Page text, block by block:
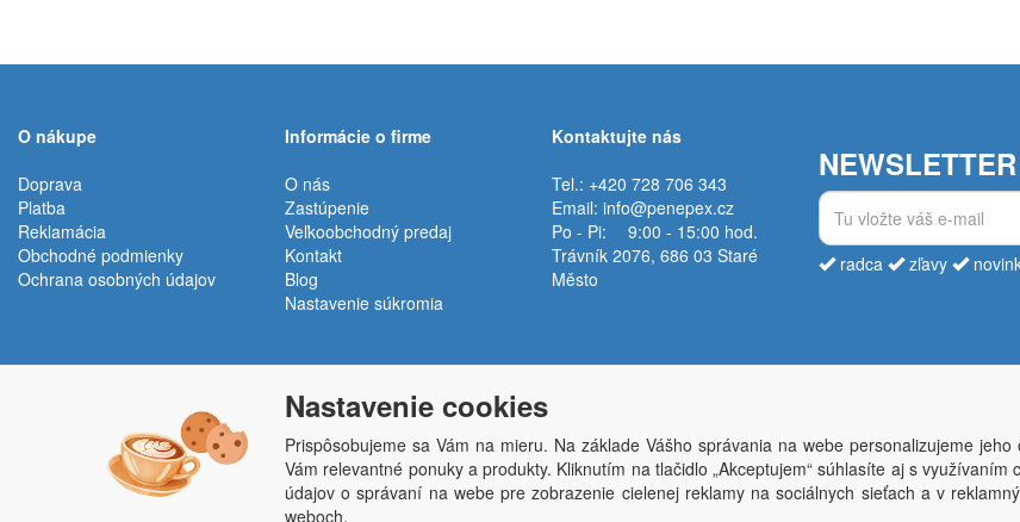
O nákupe
Doprava
Platba
Reklamácia
Obchodné podmienky
Ochrana osobných údajov
Informácie o firme
O nás
Zastúpenie
Veľkoobchodný predaj
Kontakt
Blog
Nastavenie súkromia
Kontaktujte nás
Tel.: +420 728 706 343
Email: info@penepex.cz
Po - Pi:
9:00 - 15:00 hod.
Trávník 2076, 686 03 Staré
Město
NEWSLETTER
radca zľavy
Copyright © Penepex s.r.o. 2025, powered by ABRA E-shop
Penepex s.r.o., Za Špicí 1798, 686 03 Staré Město; IČO: 03220923; DIČ: CZ03220923; zápis do obchodního rejstříku
Nastavenie cookies
Prispôsobujeme sa Vám na mieru. Na základe Vášho správania na webe personalizujeme
Vám relevantné ponuky a produkty. Kliknutím na tlačidlo „Akceptujem“ súhlasíte aj s využívaním
údajov o správaní na webe pre zobrazenie cielenej reklamy na sociálnych sieťach a v
weboch.